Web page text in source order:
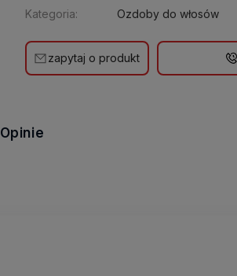
Kategoria:
Ozdoby do włosów
zapytaj o produkt
Opinie